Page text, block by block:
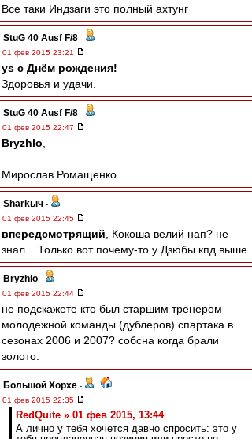
Все таки Индзаги это полный ахтунг
StuG 40 Ausf F/8 -
01 фев 2015 23:21
ys с Днём рождения!
Здоровья и удачи.
StuG 40 Ausf F/8 -
01 фев 2015 22:47
Bryzhlo
Мирослав Ромащенко
Sharkыч -
01 фев 2015 22:45
впередсмотрящий , Кокоша велий нап? не
знал....Только вот почему-то у Дзюбы кпд выше
Bryzhlo -
01 фев 2015 22:44
не подскажете кто был старшим тренером
молодежной команды (дублеров) спартака в
сезонах 2006 и 2007? собсна когда брали
золото.
Большой Хорхе -
01 фев 2015 22:35
RedQuite » 01 фев 2015, 13:44
А лично у тебя хочется давно спросить: это у